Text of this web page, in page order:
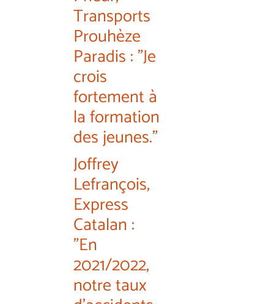
Transports
Prouhèze
Paradis : "Je
crois
fortement à
la formation
des jeunes."
Joffrey
Lefrançois,
Express
Catalan :
"En
2021/2022,
notre taux